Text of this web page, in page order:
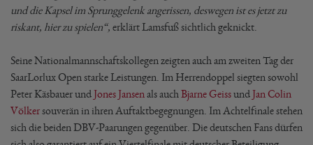
und die Kapsel im Sprunggelenk angerissen, deswegen ist es jetzt zu
riskant, hier zu spielen“, erklärt Lamsfuß sichtlich geknickt.
Seine Nationalmannschaftskollegen zeigten auch am zweiten Tag der
SaarLorlux Open starke Leistungen. Im Herrendoppel siegten sowohl
Peter Käsbauer und Jones Jansen als auch Bjarne Geissund Jan Colin
Völkersouverän in ihren Auftaktbegegnungen. Im Achtelfinale stehen
sich die beiden DBV-Paarungen gegenüber. Die deutschen Fans dürfen